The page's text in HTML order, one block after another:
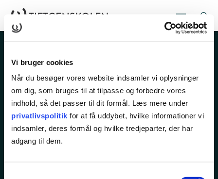
Vi bruger cookies
Når du besøger vores website indsamler vi oplysninger
om dig, som bruges til at tilpasse og forbedre vores
indhold, så det passer til dit formål. Læs mere under
privatlivspolitik for at få uddybet, hvilke informationer vi
indsamler, deres formål og hvilke tredjeparter, der har
adgang til dem.
Rugårdsvej 286
5210 Odense NV
Tlf.65 45 25 00